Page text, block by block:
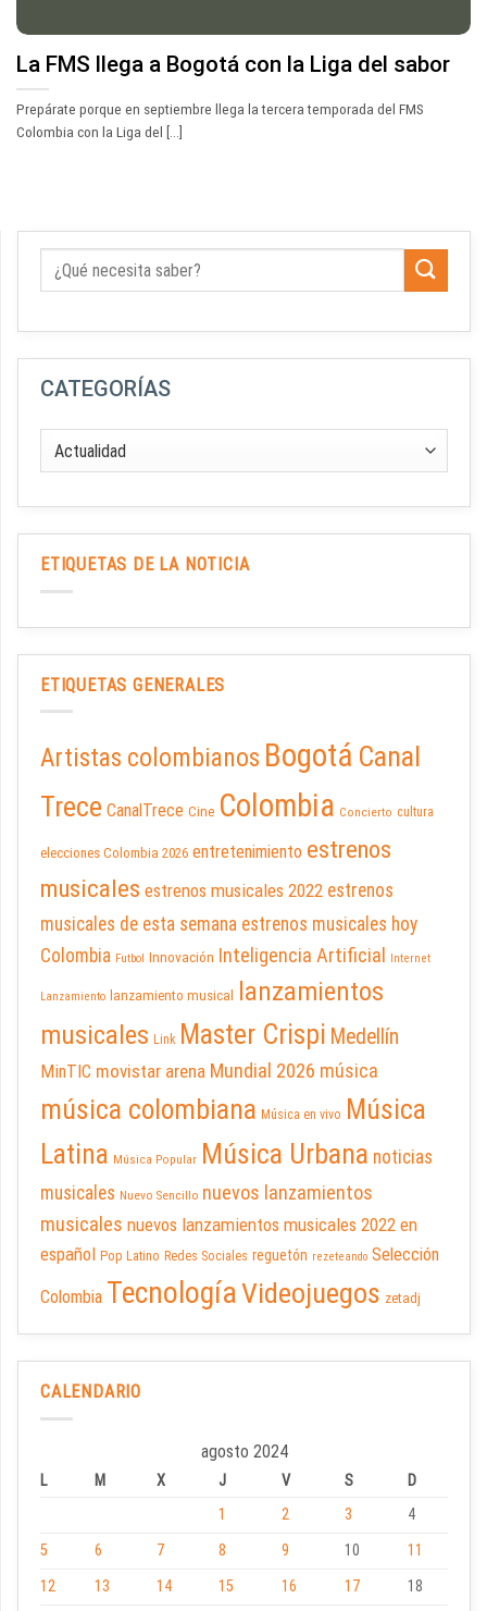
La FMS llega a Bogotá con la Liga del sabor
Prepárate porque en septiembre llega la tercera temporada del FMS
Colombia con la Liga del [...]
CATEGORÍAS
ETIQUETAS DE LA NOTICIA
ETIQUETAS GENERALES
Artistas colombianos Bogotá Canal
Trece CanalTrece Cine Colombia Concierto cultura
elecciones Colombia 2026 entretenimiento estrenos
musicales estrenos musicales 2022 estrenos
musicales de esta semana estrenos musicales hoy
Colombia Futbol Innovación Inteligencia Artificial Internet
Lanzamiento lanzamiento musical
lanzamientos
musicales Link Master Crispi Medellín
MinTIC movistar arena Mundial 2026 música
música colombiana Música en vivo Música
Latina Música Popular Música Urbana noticias
musicales Nuevo Sencillo nuevos lanzamientos
musicales nuevos lanzamientos musicales 2022 en
español Pop Latino Redes Sociales reguetón rezeteando Selección
Colombia TecnologíaVideojuegos zetadj
CALENDARIO
agosto 2024
L M X J V S
D
1
2 3
4
5
6 7 8 9 10
11
12
13 14 15 16 17
18